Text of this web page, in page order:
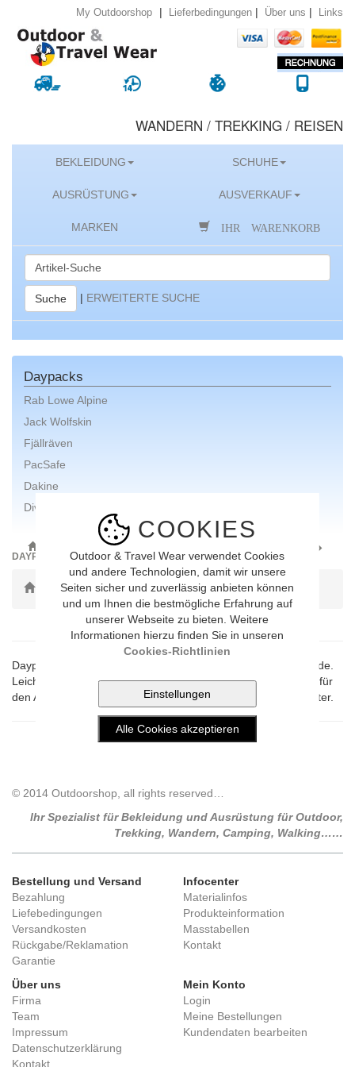
COOKIES
Outdoor & Travel Wear verwendet Cookies
und andere Technologien, damit wir unsere
Seiten sicher und zuverlässig anbieten können
und um Ihnen die bestmögliche Erfahrung auf
unserer Webseite zu bieten. Weitere
Informationen hierzu finden Sie in unseren
Cookies-Richtlinien
My Outdoorshop | Lieferbedingungen | Über uns | Links
WANDERN / TREKKING / REISEN
BEKLEIDUNG SCHUHE
AUSRÜSTUNG AUSVERKAUF
MARKEN IHR WARENKORB
Suche | ERWEITERTE SUCHE
Daypacks
Rab Lowe Alpine
Jack Wolfskin
Fjällräven
PacSafe
Dakine
Diverse Marken
ONLINE-SHOP
DAYPACKS
alle Marken anzeigen Toggle Dropdown
Daypacks bieten Platz für die täglichen Gebrauchsgegenstände.
Leicht, übersichtlich und in modische Designs sind Daypacks für
den Arbeitsweg oder den Stadtbummel ein praktischer Begleiter.
© 2014 Outdoorshop, all rights reserved…
Ihr Spezialist für Bekleidung und Ausrüstung für Outdoor,
Trekking, Wandern, Camping, Walking……
Bestellung und Versand
Bezahlung
Liefebedingungen
Versandkosten
Rückgabe/Reklamation
Garantie
Infocenter
Materialinfos
Produkteinformation
Masstabellen
Kontakt
Über uns
Firma
Team
Impressum
Datenschutzerklärung
Kontakt
Mein Konto
Login
Meine Bestellungen
Kundendaten bearbeiten